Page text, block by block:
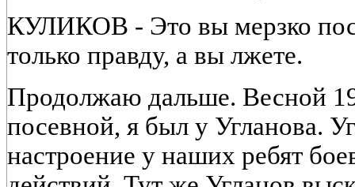
КУЛИКОВ - Это вы мерзко
только правду, а вы лжете.
Продолжаю дальше. Весной
посевной, я был у Угланова.
настроение у наших ребят